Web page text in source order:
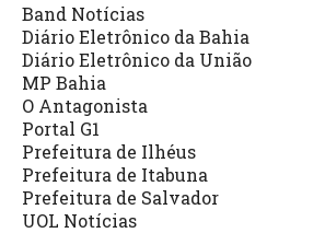
Band Notícias
Diário Eletrônico da Bahia
Diário Eletrônico da União
MP Bahia
O Antagonista
Portal G1
Prefeitura de Ilhéus
Prefeitura de Itabuna
Prefeitura de Salvador
UOL Notícias